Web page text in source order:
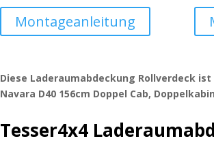
Montageanleitung
Diese Laderaumabdeckung Rollverdeck ist
Navara D40 156cm Doppel Cab,
Tesser4x4